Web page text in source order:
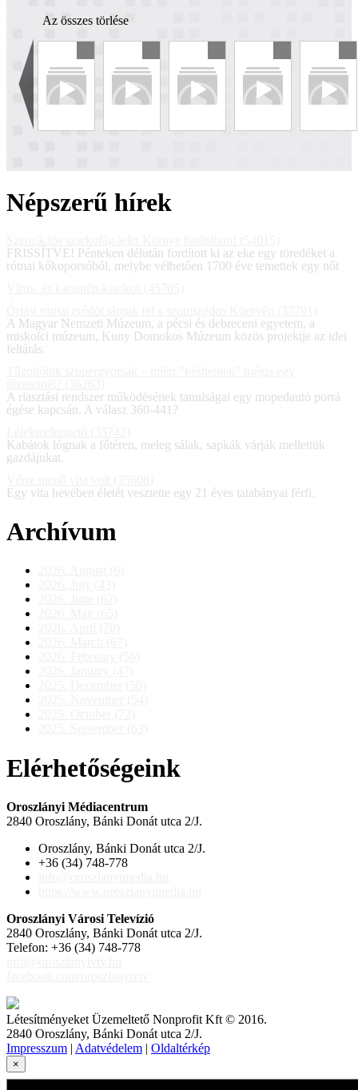
Az összes törlése
Népszerű hírek
FRISSÍTVE! Pénteken délután fordított ki az eke egy töredéket a
római kőkoporsóból, melybe vélhetően 1700 éve temettek egy nőt
A Magyar Nemzeti Múzeum, a pécsi és debreceni egyetem, a
miskolci múzeum, Kuny Domokos Múzeum közös projektje az idei
feltárás.
A riasztási rendszer működésének tanulságai egy mopedautó porrá
égése kapcsán. A válasz 360-441?
Kabátok lógnak a főtéren, meleg sálak, sapkák várják mellettük
gazdájukat.
Egy vita hevében életét vesztette egy 21 éves tatabányai férfi.
Archívum
Elérhetőségeink
Oroszlányi Médiacentrum
2840 Oroszlány, Bánki Donát utca 2/J.
Oroszlány, Bánki Donát utca 2/J.
+36 (34) 748-778
Oroszlányi Városi Televízió
2840 Oroszlány, Bánki Donát utca 2/J.
Telefon: +36 (34) 748-778
Létesítményeket Üzemeltető Nonprofit Kft © 2016.
2840 Oroszlány, Bánki Donát utca 2/J.
Impresszum | Adatvédelem | Oldaltérkép
×